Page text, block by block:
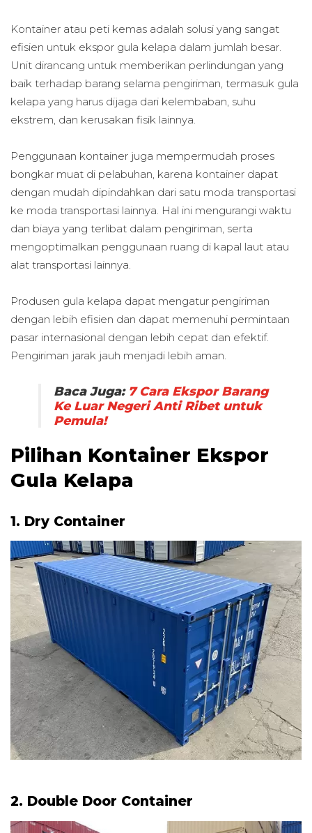
Kontainer atau peti kemas adalah solusi yang sangat
efisien untuk ekspor gula kelapa dalam jumlah besar.
Unit dirancang untuk memberikan perlindungan yang
baik terhadap barang selama pengiriman, termasuk gula
kelapa yang harus dijaga dari kelembaban, suhu
ekstrem, dan kerusakan fisik lainnya.
Penggunaan kontainer juga mempermudah proses
bongkar muat di pelabuhan, karena kontainer dapat
dengan mudah dipindahkan dari satu moda transportasi
ke moda transportasi lainnya. Hal ini mengurangi waktu
dan biaya yang terlibat dalam pengiriman, serta
mengoptimalkan penggunaan ruang di kapal laut atau
alat transportasi lainnya.
Produsen gula kelapa dapat mengatur pengiriman
dengan lebih efisien dan dapat memenuhi permintaan
pasar internasional dengan lebih cepat dan efektif.
Pengiriman jarak jauh menjadi lebih aman.
Baca Juga: 7 Cara Ekspor Barang
Ke Luar Negeri Anti Ribet untuk
Pemula!
Pilihan Kontainer Ekspor
Gula Kelapa
1. Dry Container
2. Double Door Container